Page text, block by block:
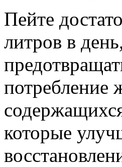
Пейте
литров в
потребление
которые